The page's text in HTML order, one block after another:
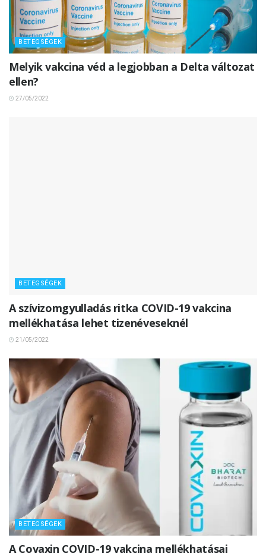
BETEGSÉGEK
Melyik vakcina véd a legjobban a Delta változat
ellen?
27/05/2022
BETEGSÉGEK
A szívizomgyulladás ritka COVID-19 vakcina
mellékhatása lehet tizenéveseknél
21/05/2022
BETEGSÉGEK
A Covaxin COVID-19 vakcina mellékhatásai